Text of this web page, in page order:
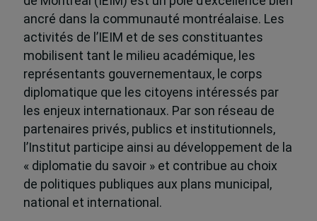
ancré dans la communauté montréalaise. Les
activités de l’IEIM et de ses constituantes
mobilisent tant le milieu académique, les
représentants gouvernementaux, le corps
diplomatique que les citoyens intéressés par
les enjeux internationaux. Par son réseau de
partenaires privés, publics et institutionnels,
l’Institut participe ainsi au développement de la
« diplomatie du savoir » et contribue au choix
de politiques publiques aux plans municipal,
national et international.